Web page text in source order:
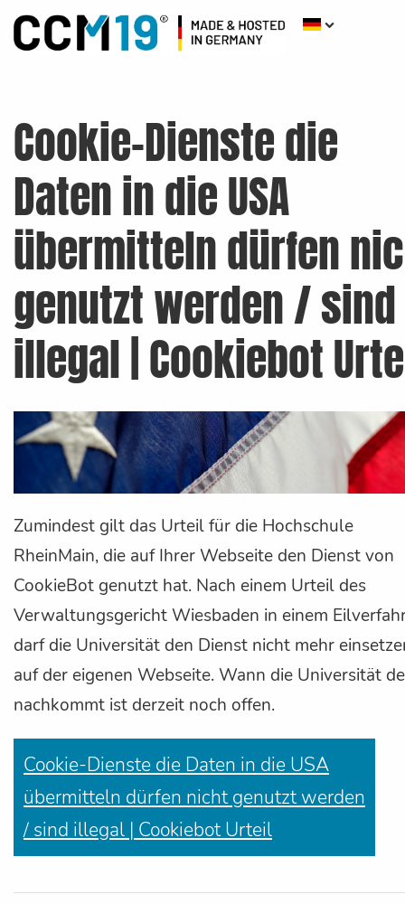
Cookie-Dienste die
Daten in die USA
übermitteln dürfen
genutzt werden / sind
illegal | Cookiebot
Zumindest gilt das Urteil für die Hochschule
RheinMain, die auf Ihrer Webseite den Dienst von
CookieBot genutzt hat. Nach einem Urteil des
Verwaltungsgericht Wiesbaden in einem
darf die Universität den Dienst nicht mehr
auf der eigenen Webseite. Wann die Universität
nachkommt ist derzeit noch offen.
Cookie-Dienste die Daten in die USA
übermitteln dürfen nicht genutzt werden
/ sind illegal | Cookiebot Urteil